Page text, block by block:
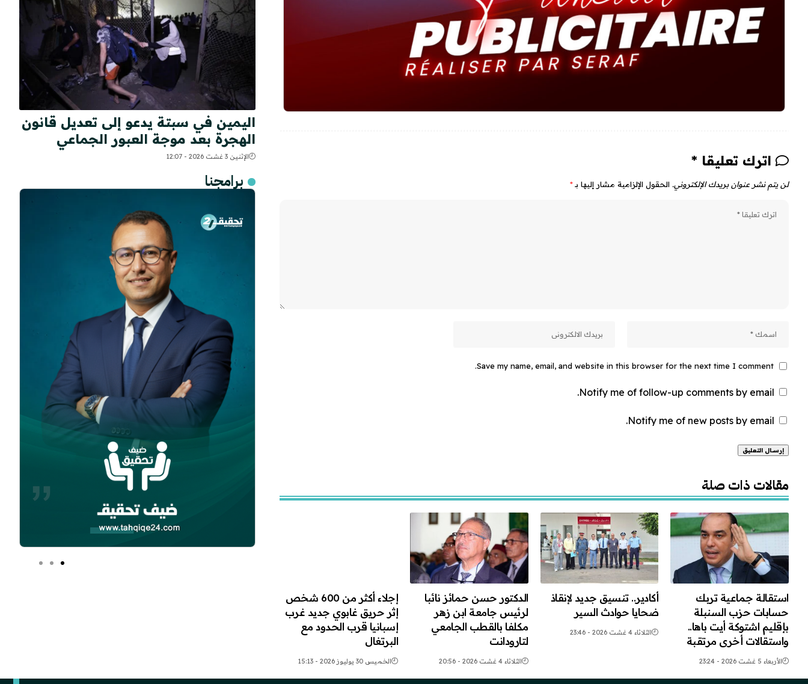
اترك تعليقا *
لن يتم نشر عنوان بريدك الإلكتروني. الحقول الإلزامية مشار إليها بـ*
Save my name, email, and website in this browser for the next time I comment.
Notify me of follow-up comments by email.
Notify me of new posts by email.
مقالات ذات صلة
استقالة جماعية تربك
حسابات حزب السنبلة
بإقليم اشتوكة أيت باها..
واستقالات أخرى مرتقبة
الأربعاء 5 غشت 2026 - 23:24
أكادير.. تنسيق جديد لإنقاذ
ضحايا حوادث السير
الثلاثاء 4 غشت 2026 - 23:46
الدكتور حسن حمائز نائبا
لرئيس جامعة ابن زهر
مكلفا بالقطب الجامعي
لتارودانت
الثلاثاء 4 غشت 2026 - 20:56
إجلاء أكثر من 600 شخص
إثر حريق غابوي جديد غرب
إسبانيا قرب الحدود مع
البرتغال
الخميس 30 يوليوز 2026 - 15:13
اليمين في سبتة يدعو إلى تعديل قانون
الهجرة بعد موجة العبور الجماعي
الإثنين 3 غشت 2026 - 12:07
برامجنا